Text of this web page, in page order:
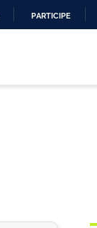
PARTICIPE